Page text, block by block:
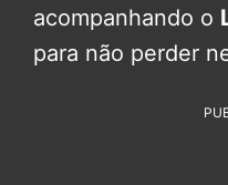
acompanhando o
para não perder